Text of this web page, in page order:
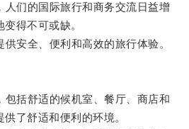
们的国际旅行和商务交流日益增
得不可或缺。
安全、便利和高效的旅行体验。
括舒适的候机室、餐厅、商店和
了舒适和便利的环境。